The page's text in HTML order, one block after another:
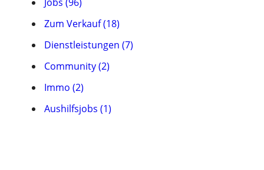
Zum Verkauf (18)
Dienstleistungen (7)
Community (2)
Immo (2)
Aushilfsjobs (1)